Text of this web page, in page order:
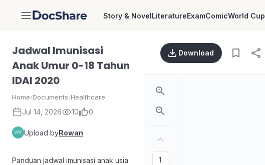
DocShare Story & NovelLiteratureExamComicWorld Cup
Jadwal Imunisasi
Anak Umur 0-18 Tahun
IDAI 2020
Home›Documents›Healthcare
Jul 14, 2026 10 0
Upload byRowan
Panduan jadwal imunisasi anak usia
Download